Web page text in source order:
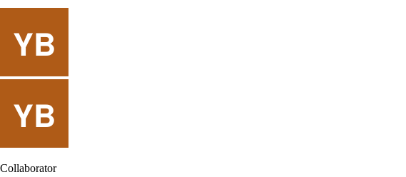
Collaborator